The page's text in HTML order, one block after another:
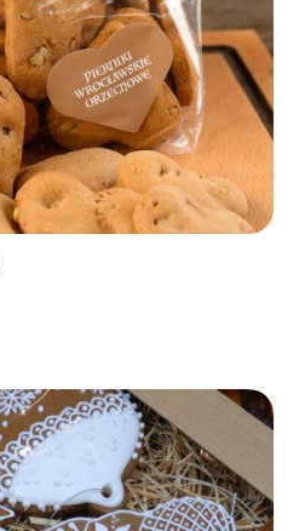
Do koszyka